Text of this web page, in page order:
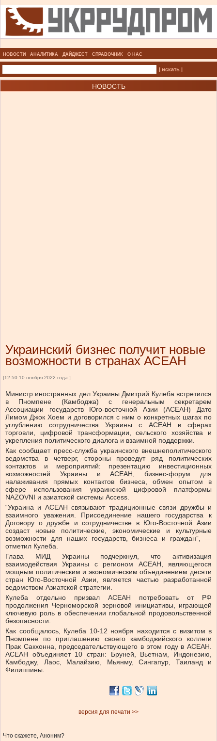
НОВОСТИ АНАЛИТИКА ДАЙДЖЕСТ СПРАВОЧНИК О НАС
| искать |
НОВОСТЬ
Украинский бизнес получит новые
возможности в странах АСЕАН
[12:50 10 ноября 2022 года ]
Министр иностранных дел Украины Дмитрий Кулеба встретился
в Пномпене (Камбоджа) с генеральным секретарем
Ассоциации государств Юго-восточной Азии (АСЕАН) Дато
Лимом Джок Хоем и договорился с ним о конкретных шагах по
углублению сотрудничества Украины с АСЕАН в сферах
торговли, цифровой трансформации, сельского хозяйства и
укрепления политического диалога и взаимной поддержки.
Как сообщает пресс-служба украинского внешнеполитического
ведомства в четверг, стороны проведут ряд политических
контактов и мероприятий: презентацию инвестиционных
возможностей Украины и АСЕАН, бизнес-форум для
налаживания прямых контактов бизнеса, обмен опытом в
сфере использования украинской цифровой платформы
NAZOVNI и азиатской системы Access.
“Украина и АСЕАН связывают традиционные связи дружбы и
взаимного уважения. Присоединение нашего государства к
Договору о дружбе и сотрудничестве в Юго-Восточной Азии
создаст новые политические, экономические и культурные
возможности для наших государств, бизнеса и граждан”, —
отметил Кулеба.
Глава МИД Украины подчеркнул, что активизация
взаимодействия Украины с регионом АСЕАН, являющегося
мощным политическим и экономическим объединением десяти
стран Юго-Восточной Азии, является частью разработанной
ведомством Азиатской стратегии.
Кулеба отдельно призвал АСЕАН потребовать от РФ
продолжения Черноморской зерновой инициативы, играющей
ключевую роль в обеспечении глобальной продовольственной
безопасности.
Как сообщалось, Кулеба 10-12 ноября находится с визитом в
Пномпене по приглашению своего камбоджийского коллеги
Прак Сакхонна, председательствующего в этом году в АСЕАН.
АСЕАН объединяет 10 стран: Бруней, Вьетнам, Индонезию,
Камбоджу, Лаос, Малайзию, Мьянму, Сингапур, Таиланд и
Филиппины.
версия для печати >>
Что скажете, Аноним?